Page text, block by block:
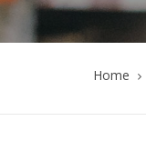
Home